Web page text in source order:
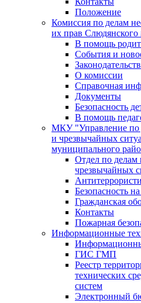
Положение
Комиссия по делам
их прав
В помощь
События и
О комиссии
Справочная
Документы
Безопасность
В помощь
МКУ "Управление по
и чрезвычайных
муниципального
Отдел по делам
чрезвычайных
Безопасность
Гражданская
Контакты
Пожарная
Информационные
ГИС ГМП
Реестр
технических
систем
Электронный